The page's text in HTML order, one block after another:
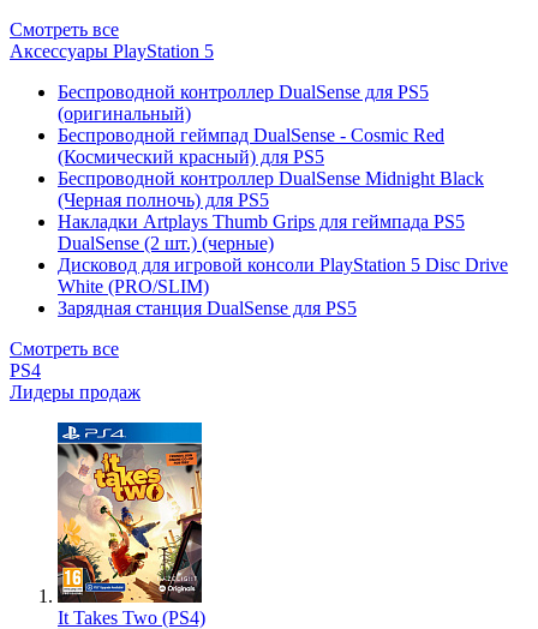
Смотреть все
Аксессуары PlayStation 5
Беспроводной контроллер DualSense для PS5
(оригинальный)
Беспроводной геймпад DualSense - Cosmic Red
(Космический красный) для PS5
Беспроводной контроллер DualSense Midnight Black
(Черная полночь) для PS5
Накладки Artplays Thumb Grips для геймпада PS5
DualSense (2 шт.) (черные)
Дисковод для игровой консоли PlayStation 5 Disc Drive
White (PRO/SLIM)
Зарядная станция DualSense для PS5
Смотреть все
PS4
Лидеры продаж
It Takes Two (PS4)